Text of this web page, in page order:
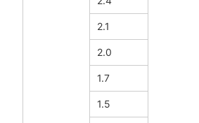
2.1
2.0
1.7
1.5